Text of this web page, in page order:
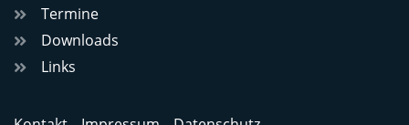
Termine
Downloads
Links